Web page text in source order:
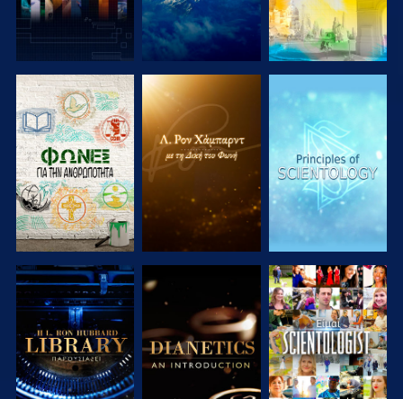
ΕΞΕΡΕΥΝΗΣΤΕ
ΤΗ ΣΕΙΡΑ
ΕΞΕΡΕΥΝΗΣΤΕ
ΤΗ ΣΕΙΡΑ
ΕΞΕΡΕΥΝΗΣΤΕ
ΤΗ ΣΕΙΡΑ
ΕΞΕΡΕΥΝΗΣΤΕ
ΤΗ ΣΕΙΡΑ
ΕΞΕΡΕΥΝΗΣΤΕ
ΤΗ ΣΕΙΡΑ
ΠΑΡΑΚΟΛΟΥΘΗΣΤΕ